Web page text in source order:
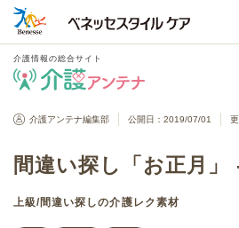
介護情報の総合サイト
介護情報の総合サイト
介護アンテナ編集部 公開日：2019/07/01
間違い探し「お正月
上級/間違い探しの介護レク素材